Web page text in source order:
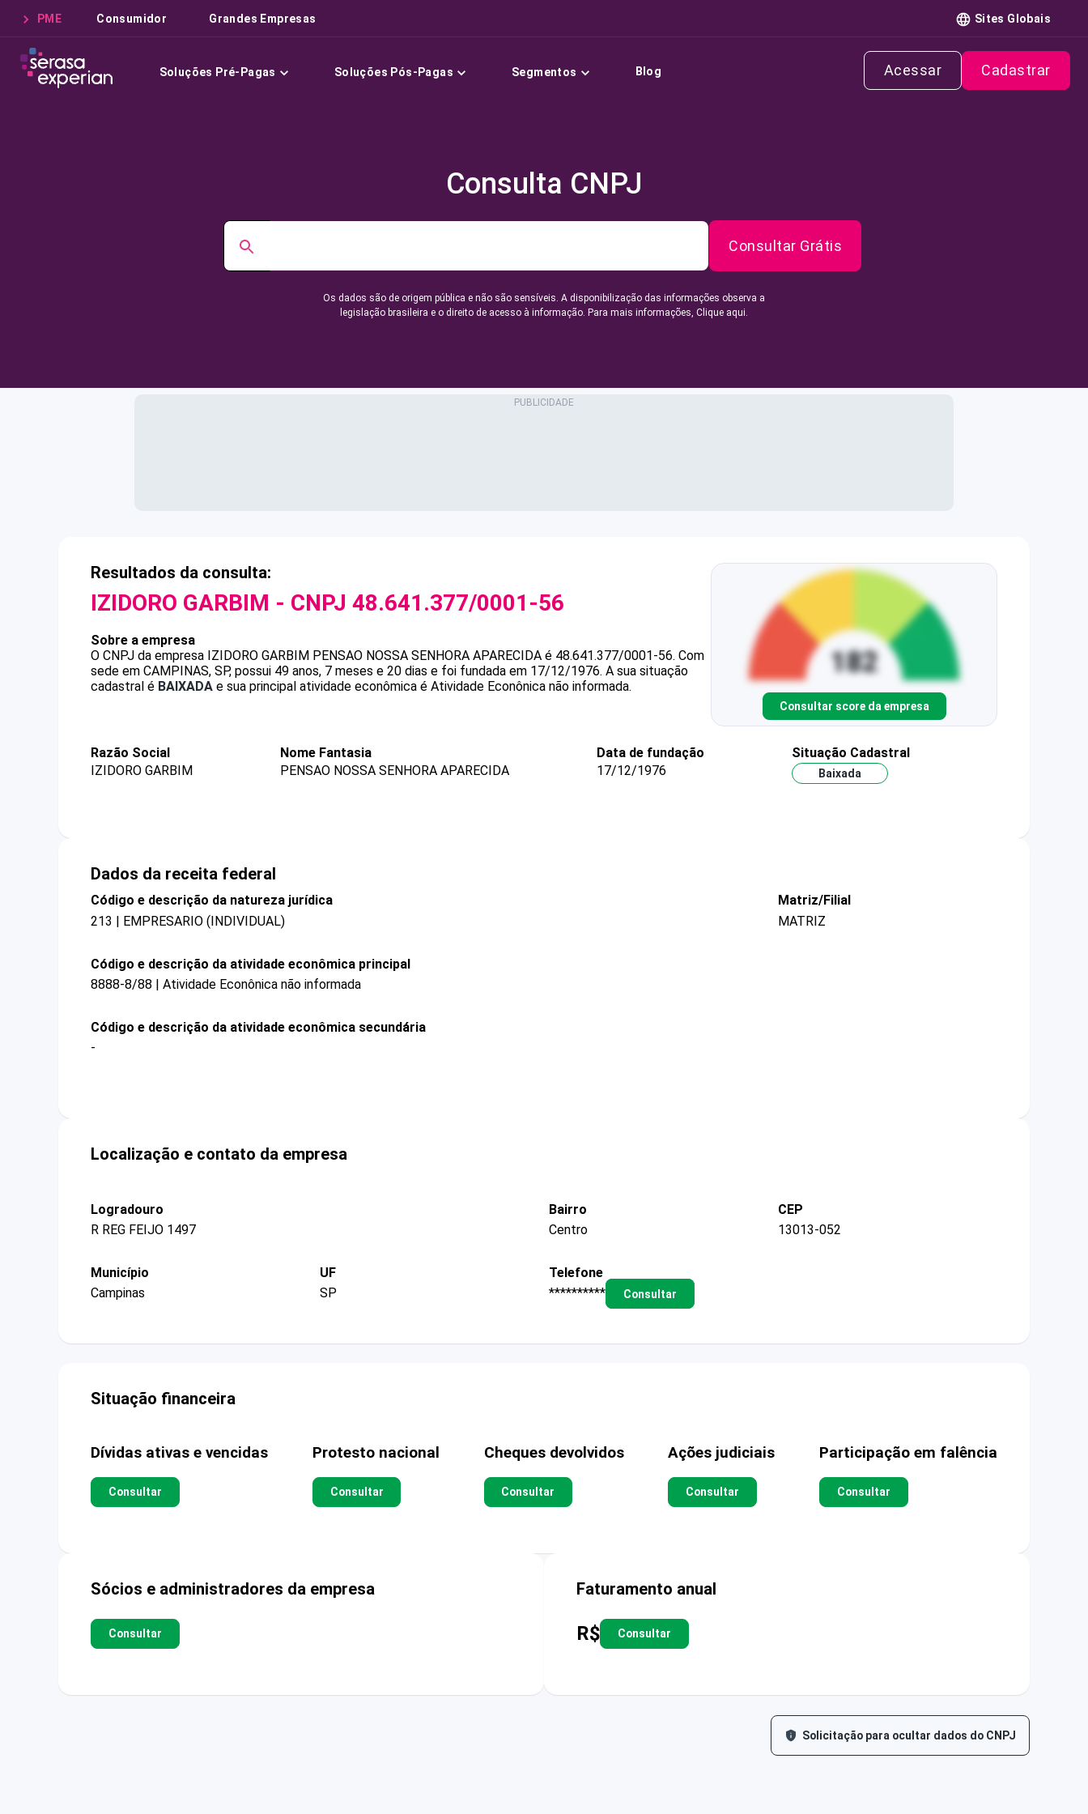
PME Consumidor Grandes Empresas Sites Globais
Soluções Pré-Pagas Soluções Pós-Pagas Segmentos Blog Acessar Cadastrar
Consulta CNPJ
Consultar Grátis
Os dados são de origem pública e não são sensíveis. A disponibilização das informações observa a
legislação brasileira e o direito de acesso à informação. Para mais informações, Clique aqui.
Resultados da consulta:
IZIDORO GARBIM - CNPJ 48.641.377/0001-56
Sobre a empresa
O CNPJ da empresa IZIDORO GARBIM PENSAO NOSSA SENHORA APARECIDA é 48.641.377/0001-56. Com
sede em CAMPINAS, SP, possui 49 anos, 7 meses e 20 dias e foi fundada em 17/12/1976. A sua situação
cadastral é BAIXADA e sua principal atividade econômica é Atividade Econônica não informada.
Consultar score da empresa
Razão Social
IZIDORO GARBIM
Nome Fantasia
PENSAO NOSSA SENHORA APARECIDA
Data de fundação
17/12/1976
Situação Cadastral
Baixada
Dados da receita federal
Código e descrição da natureza jurídica
213 | EMPRESARIO (INDIVIDUAL)
Matriz/Filial
MATRIZ
Código e descrição da atividade econômica principal
8888-8/88 | Atividade Econônica não informada
Código e descrição da atividade econômica secundária
-
Localização e contato da empresa
Logradouro
R REG FEIJO 1497
Bairro
Centro
CEP
13013-052
Município
Campinas
UF
SP
Telefone
**********
Consultar
Situação financeira
Dívidas ativas e vencidas
Consultar
Protesto nacional
Consultar
Cheques devolvidos
Consultar
Ações judiciais
Consultar
Participação em falência
Consultar
Sócios e administradores da empresa
Consultar
Faturamento anual
R$ Consultar
Solicitação para ocultar dados do CNPJ